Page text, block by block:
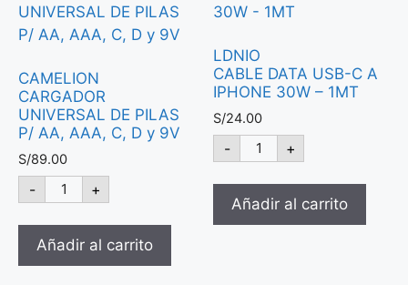
CAMELION
CARGADOR
UNIVERSAL DE PILAS
P/ AA, AAA, C, D y 9V
S/89.00
- +
Añadir al carrito
LDNIO
CABLE DATA USB-C A
IPHONE 30W – 1MT
S/24.00
- +
Añadir al carrito